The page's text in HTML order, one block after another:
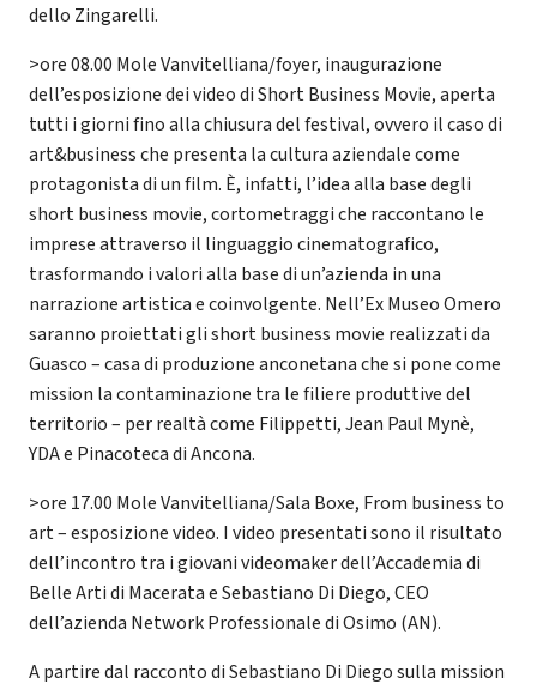
dello Zingarelli.
>ore 08.00 Mole Vanvitelliana/foyer, inaugurazione
dell’esposizione dei video di Short Business Movie, aperta
tutti i giorni fino alla chiusura del festival, ovvero il caso di
art&business che presenta la cultura aziendale come
protagonista di un film. È, infatti, l’idea alla base degli
short business movie, cortometraggi che raccontano le
imprese attraverso il linguaggio cinematografico,
trasformando i valori alla base di un’azienda in una
narrazione artistica e coinvolgente. Nell’Ex Museo Omero
saranno proiettati gli short business movie realizzati da
Guasco – casa di produzione anconetana che si pone come
mission la contaminazione tra le filiere produttive del
territorio – per realtà come Filippetti, Jean Paul Mynè,
YDA e Pinacoteca di Ancona.
>ore 17.00 Mole Vanvitelliana/Sala Boxe, From business to
art – esposizione video. I video presentati sono il risultato
dell’incontro tra i giovani videomaker dell’Accademia di
Belle Arti di Macerata e Sebastiano Di Diego, CEO
dell’azienda Network Professionale di Osimo (AN).
A partire dal racconto di Sebastiano Di Diego sulla mission